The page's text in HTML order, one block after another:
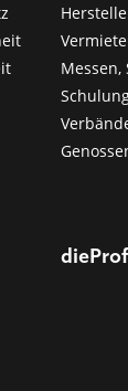
Messen,